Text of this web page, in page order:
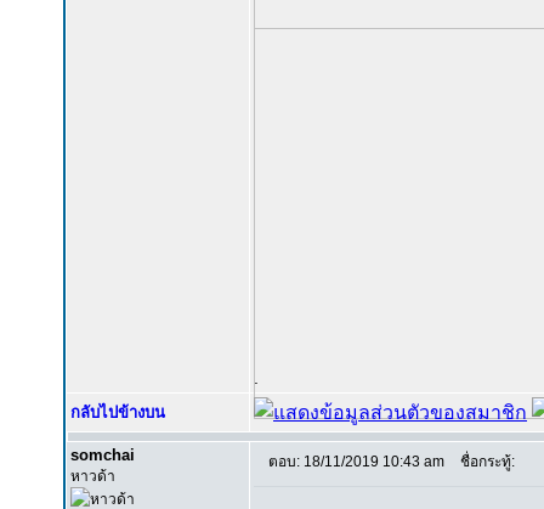
กลับไปข้างบน
somchai
หาวด้า
ตอบ: 18/11/2019 10:43 am ชื่อกระทู้: